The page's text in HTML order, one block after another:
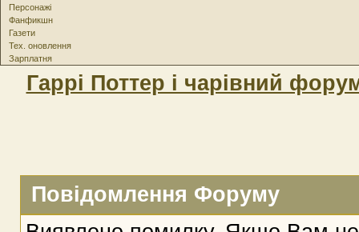
Персонажі
Фанфикшн
Газети
Тех. оновлення
Зарплатня
Гаррі Поттер і чарівний
Повідомлення Форуму